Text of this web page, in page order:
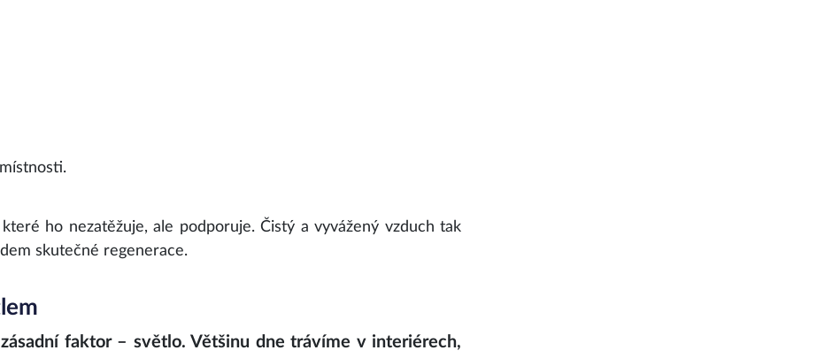
ho nezatěžuje, ale podporuje. Čistý a vyvážený vzduch tak
skutečné regenerace.
faktor – světlo. Většinu dne trávíme v interiérech,